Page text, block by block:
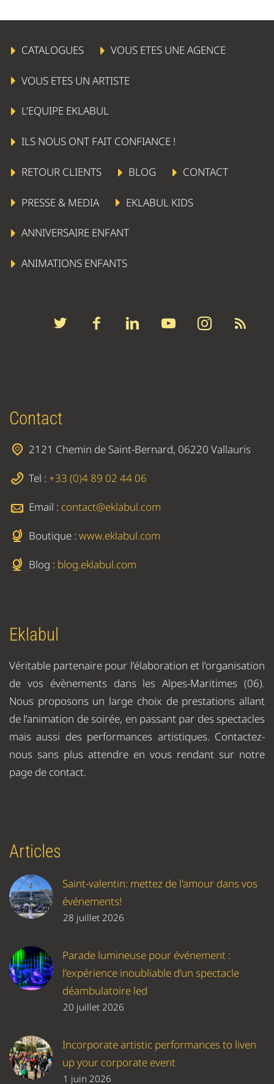
CATALOGUES VOUS ETES UNE AGENCE
VOUS ETES UN ARTISTE
L’EQUIPE EKLABUL
ILS NOUS ONT FAIT CONFIANCE !
RETOUR CLIENTS BLOG CONTACT
PRESSE & MEDIA EKLABUL KIDS
ANNIVERSAIRE ENFANT
ANIMATIONS ENFANTS
Contact
2121 Chemin de Saint-Bernard, 06220 Vallauris
Tel : +33 (0)4 89 02 44 06
Email : contact@eklabul.com
Boutique : www.eklabul.com
Blog : blog.eklabul.com
Eklabul
Véritable partenaire pour l’élaboration et l’organisation
de vos évènements dans les Alpes-Maritimes (06).
Nous proposons un large choix de prestations allant
de l’animation de soirée, en passant par des spectacles
mais aussi des performances artistiques. Contactez-
nous sans plus attendre en vous rendant sur notre
page de contact.
Articles
Saint-valentin: mettez de l'amour dans vos
événements!
28 juillet 2026
Parade lumineuse pour événement :
l’expérience inoubliable d’un spectacle
déambulatoire led
20 juillet 2026
Incorporate artistic performances to liven
up your corporate event
1 juin 2026